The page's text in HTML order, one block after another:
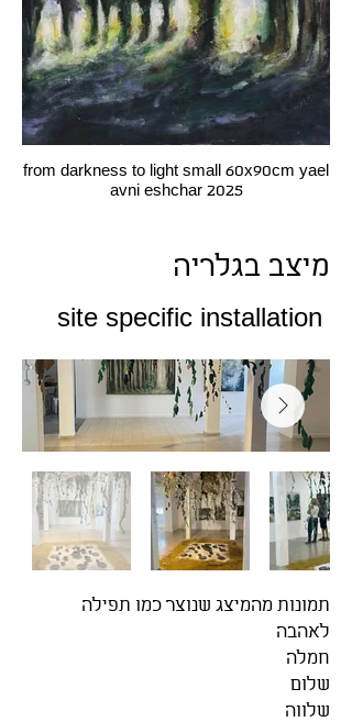
from darkness to light small 60x90cm yael
avni eshchar 2025
מיצב בגלריה
תמונות מהמיצג שנוצר כמו תפילה
לאהבה
חמלה
שלום
שלווה